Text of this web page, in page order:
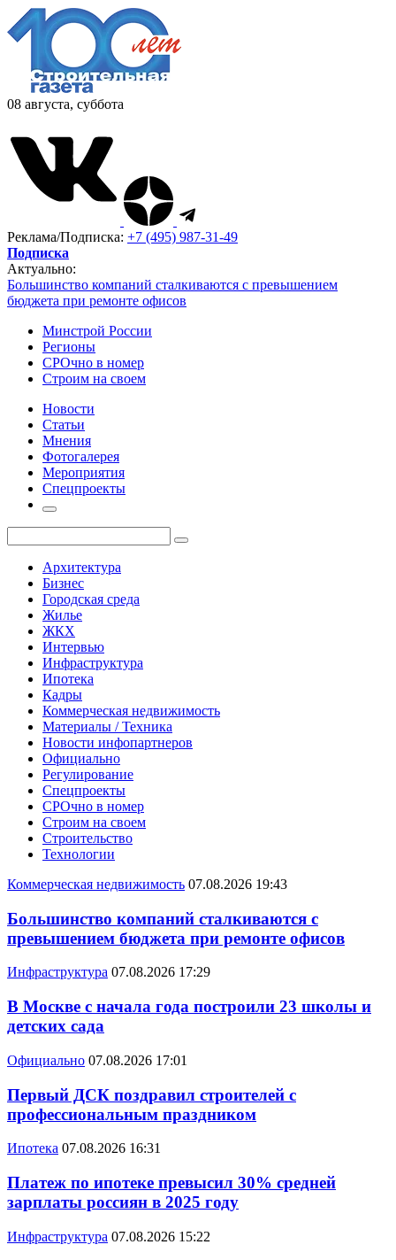
08 августа, суббота
Реклама/Подписка: +7 (495) 987-31-49
Подписка
Актуально:
Большинство компаний сталкиваются с превышением
бюджета при ремонте офисов
Минстрой России
Регионы
СРОчно в номер
Строим на своем
Новости
Статьи
Мнения
Фотогалерея
Мероприятия
Спецпроекты
Архитектура
Бизнес
Городская среда
Жилье
ЖКХ
Интервью
Инфраструктура
Ипотека
Кадры
Коммерческая недвижимость
Материалы / Техника
Новости инфопартнеров
Официально
Регулирование
Спецпроекты
СРОчно в номер
Строим на своем
Строительство
Технологии
Коммерческая недвижимость 07.08.2026 19:43
Большинство компаний сталкиваются с
превышением бюджета при ремонте офисов
Инфраструктура 07.08.2026 17:29
В Москве с начала года построили 23 школы и
детских сада
Официально 07.08.2026 17:01
Первый ДСК поздравил строителей с
профессиональным праздником
Ипотека 07.08.2026 16:31
Платеж по ипотеке превысил 30% средней
зарплаты россиян в 2025 году
Инфраструктура 07.08.2026 15:22